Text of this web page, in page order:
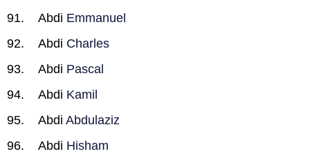
Abdi Emmanuel
Abdi Charles
Abdi Pascal
Abdi Kamil
Abdi Abdulaziz
Abdi Hisham